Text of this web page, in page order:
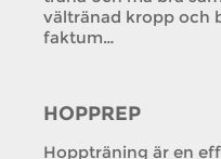
vältränad kropp och
faktum…
HOPPREP
Hoppträning är en